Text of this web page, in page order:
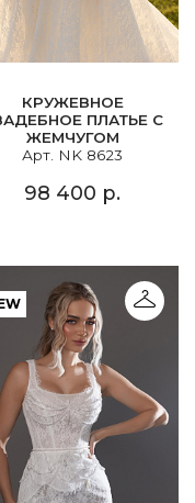
КРУЖЕВНОЕ
ПЛАТЬЕ С
ЖЕМЧУГОМ
Арт. NK 8623
98 400 р.